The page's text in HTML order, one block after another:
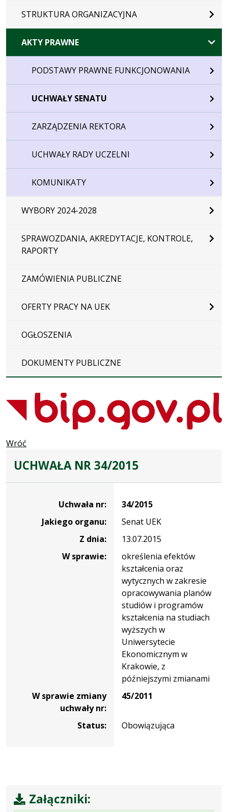
STRUKTURA ORGANIZACYJNA
AKTY PRAWNE
PODSTAWY PRAWNE FUNKCJONOWANIA
UCHWAŁY SENATU
ZARZĄDZENIA REKTORA
UCHWAŁY RADY UCZELNI
KOMUNIKATY
WYBORY 2024-2028
SPRAWOZDANIA, AKREDYTACJE, KONTROLE,
RAPORTY
ZAMÓWIENIA PUBLICZNE
OFERTY PRACY NA UEK
OGŁOSZENIA
DOKUMENTY PUBLICZNE
Wróć
UCHWAŁA NR 34/2015
Uchwała nr:
34/2015
Jakiego organu:
Senat UEK
Z dnia:
13.07.2015
W sprawie:
określenia efektów
kształcenia oraz
wytycznych w zakresie
opracowywania planów
studiów i programów
kształcenia na studiach
wyższych w
Uniwersytecie
Ekonomicznym w
Krakowie, z
późniejszymi zmianami
W sprawie zmiany
uchwały nr:
45/2011
Status: Obowiązująca
Załączniki: